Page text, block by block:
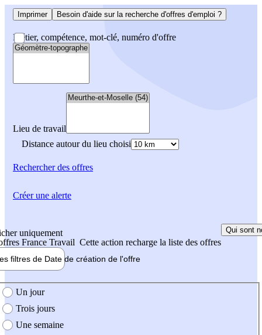
Imprimer Besoin d'aide sur la recherche d'offres d'emploi ?
Métier, compétence, mot-clé, numéro d'offre
Lieu de travail
Distance autour du lieu choisi
Rechercherdes offres
uniquement
France Travail Cette action recharge la liste des offres
Qui sont
filtres de Date de création de l'offre
création de l'offre
Un jour
Trois jours
Une semaine
Créer une alerte